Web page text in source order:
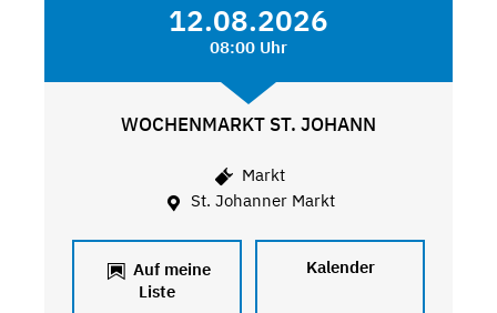
12.08.2026
08:00 Uhr
WOCHENMARKT ST. JOHANN
Markt
St. Johanner Markt
Auf meine
Liste
Kalender